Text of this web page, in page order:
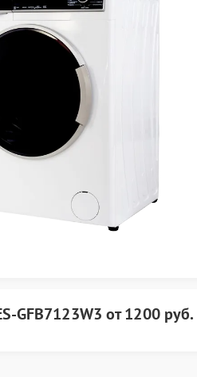
GFB7123W3 от1200 руб.